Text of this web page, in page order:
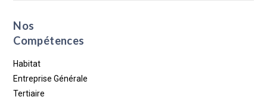
Nos
Compétences
Habitat
Entreprise Générale
Tertiaire